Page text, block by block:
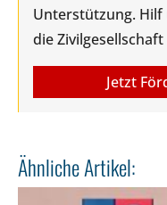
Unterstützung. Hilf
die Zivilgesellschaft
Jetzt
Ähnliche Artikel: